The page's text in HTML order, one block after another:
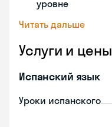
уровне
Читать дальше
Услуги и цены
Испанский язык
Уроки испанского